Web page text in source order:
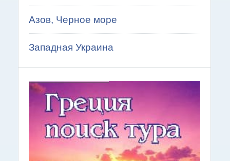
Азов, Черное море
Западная Украина